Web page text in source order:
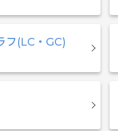
フ(LC・GC)